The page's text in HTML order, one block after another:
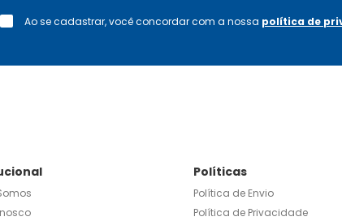
Ao se cadastrar, você concordar com a nossa política de
Políticas
Política de Envio
Política de Privacidade